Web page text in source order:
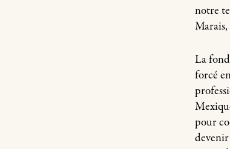
notre
La
forcé
pour